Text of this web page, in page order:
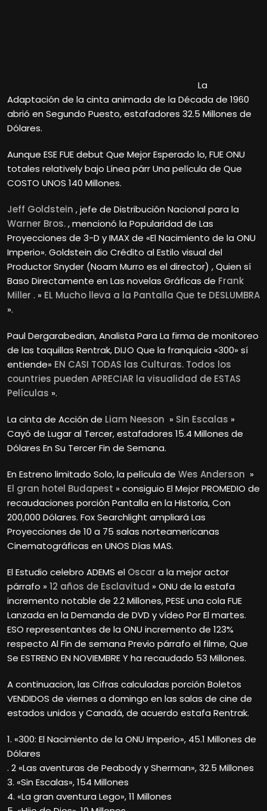
La
Adaptación de la cinta animada de la Década de 1960
abrió en Segundo Puesto, estafadores 32.5 Millones de
Dólares.
Aunque ESE FUE debut Que Mejor Esperado lo, FUE ONU
totales relatively bajo Línea párr Una película de Que
COSTO UNOS 140 Millones.
Jeff Goldstein , jefe de Distribución Nacional para la
Warner Bros., mencionó la Popularidad de Las
Proyecciones de 3-D y IMAX de «El Nacimiento de la ONU
Imperio». Goldstein dio Crédito al Estilo visual del
Productor Snyder (Noam Murro es el director) , Quien sí
Baso Directamente en Las novelas Gráficas de Frank
Miller . » EL Mucho lleva a la Pantalla Que te DESLUMBRA
».
Paul Dergarabedian, Analista Para La firma de monitoreo
de las taquillas Rentrak, DIJO Que la franquicia «300» sí
entiende» EN CASI TODAS las Culturas. Todos los
countries pueden APRECIAR la visualidad de ESTAS
Películas ».
La cinta de Acción de Liam Neeson » Sin Escalas »
Cayó de Lugar al Tercer, estafadores 15.4 Millones de
Dólares En Su Tercer Fin de Semana.
En Estreno limitado Solo, la película de Wes Anderson »
El gran hotel Budapest » consiguio El Mejor PROMEDIO de
recaudaciones porción Pantalla en la Historia, Con
200,000 Dólares. Fox Searchlight ampliará Las
Proyecciones de 10 a 75 salas norteamericanas
Cinematográficas en UNOS Días MAS.
El Estudio celebro ADEMS el Oscar a la mejor actor
párrafo » 12 años de Esclavitud » ONU de la estafa
incremento notable de 2.2 Millones, PESE una cola FUE
Lanzada en la Demanda de DVD y vídeo Por El martes.
ESO representantes de la ONU incremento de 123%
respecto Al Fin de semana Previo párrafo el filme, Que
Se ESTRENO EN NOVIEMBRE Y ha recaudado 53 Millones.
A continuacion, las Cifras calculadas porción Boletos
VENDIDOS de viernes a domingo en las salas de cine de
estados unidos y Canadá, de acuerdo estafa Rentrak.
1. «300: El Nacimiento de la ONU Imperio», 45.1 Millones de
Dólares
. 2 «Las aventuras de Peabody y Sherman», 32.5 Millones
3. «Sin Escalas», 154 Millones
4. «La gran aventura Lego», 11 Millones